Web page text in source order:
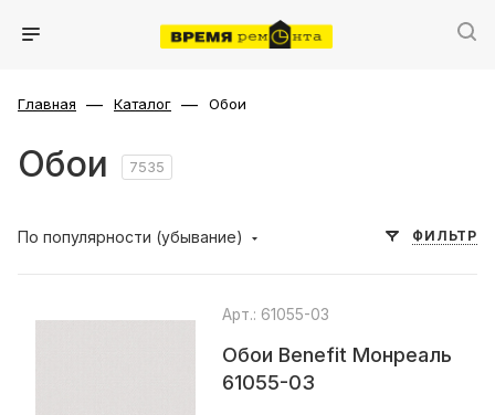
Главная — Каталог — Обои
Обои 7535
ФИЛЬТР
По популярности (убывание)
Обои Benefit Монреаль
61055-03
Арт.: 61055-03